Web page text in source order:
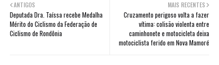
MAIS RECENTES
Cruzamento perigoso volta a fazer
vítima: colisão violenta entre
caminhonete e motocicleta deixa
motociclista ferido em Nova Mamoré
ANTIGOS
Deputada Dra. Taíssa recebe Medalha
Mérito do Ciclismo da Federação de
Ciclismo de Rondônia